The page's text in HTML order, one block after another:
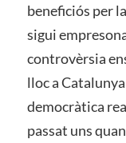
beneficiós per
sigui
controvèrsia
lloc a
democràtica
passat uns